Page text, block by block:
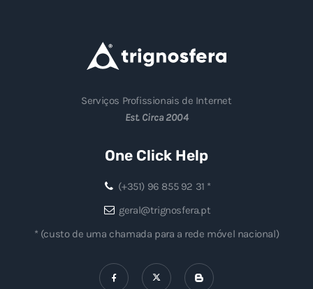
Serviços Profissionais de Internet
Est. Circa 2004
One Click Help
(+351) 96 855 92 31 *
geral@trignosfera.pt
* (custo de uma chamada para a rede móvel nacional)